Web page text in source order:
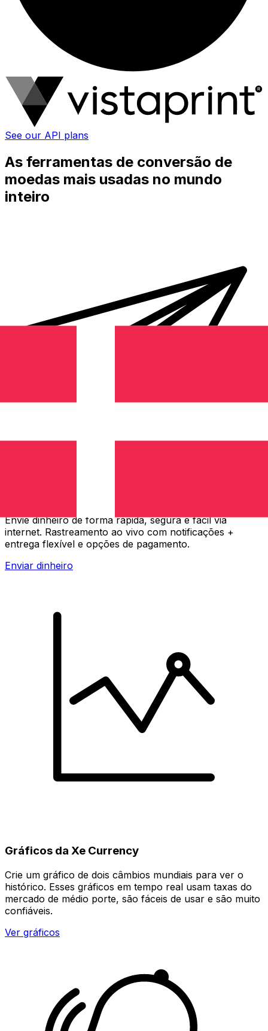
See our API plans
As ferramentas de conversão de
moedas mais usadas no mundo
inteiro
Envie dinheiro de forma rápida, segura e fácil via
internet. Rastreamento ao vivo com notificações +
entrega flexível e opções de pagamento.
Enviar dinheiro
Gráficos da Xe Currency
Crie um gráfico de dois câmbios mundiais para ver o
histórico. Esses gráficos em tempo real usam taxas do
mercado de médio porte, são fáceis de usar e são muito
confiáveis.
Ver gráficos